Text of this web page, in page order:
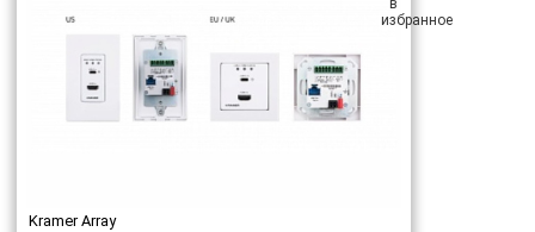
Kramer Array